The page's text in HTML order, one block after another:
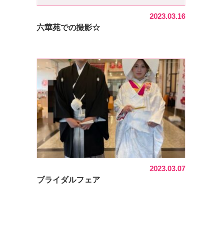
2023.03.16
六華苑での撮影☆
2023.03.07
ブライダルフェア